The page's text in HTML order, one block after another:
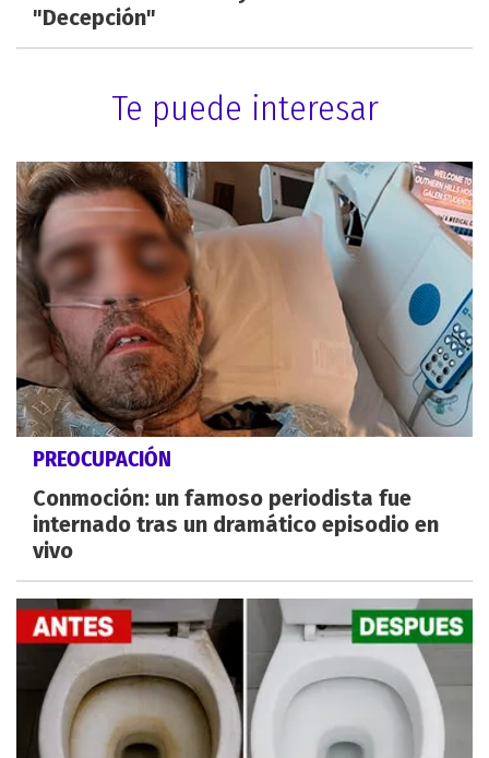
"Decepción"
Te puede interesar
PREOCUPACIÓN
Conmoción: un famoso periodista fue
internado tras un dramático episodio en
vivo